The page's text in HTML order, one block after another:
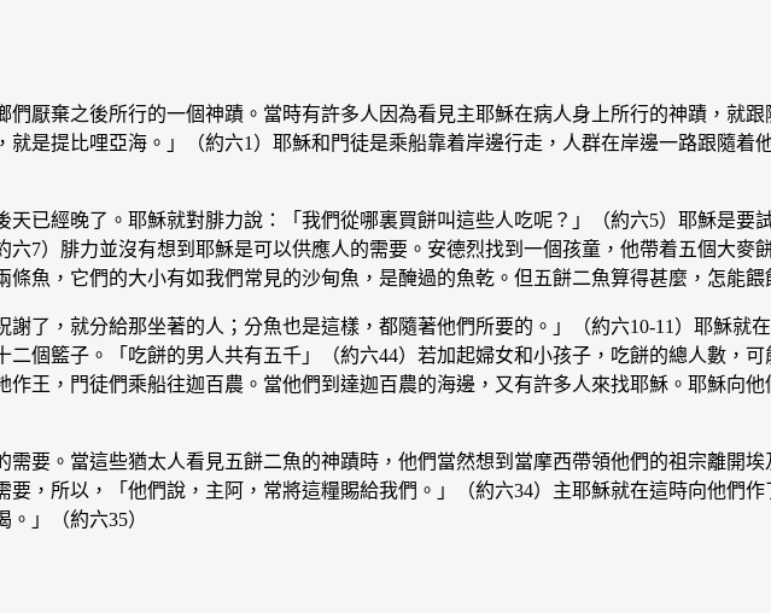
棄之後所行的一個神蹟。當時有許多人因為看見主耶穌在病人身上所行的神蹟，就跟
是提比哩亞海。」（約六1）耶穌和門徒是乘船靠着岸邊行走，人群在岸邊一路跟隨着
經晚了。耶穌就對腓力說：「我們從哪裏買餅叫這些人吃呢？」（約六5）耶穌是要
7）腓力並沒有想到耶穌是可以供應人的需要。安德烈找到一個孩童，他帶着五個大麥
魚，它們的大小有如我們常見的沙甸魚，是醃過的魚乾。但五餅二魚算得甚麼，怎能餵
，就分給那坐著的人；分魚也是這樣，都隨著他們所要的。」（約六10-11）耶穌就
個籃子。「吃餅的男人共有五千」（約六44）若加起婦女和小孩子，吃餅的總人數，可
王，門徒們乘船往迦百農。當他們到達迦百農的海邊，又有許多人來找耶穌。耶穌向
。當這些猶太人看見五餅二魚的神蹟時，他們當然想到當摩西帶領他們的祖宗離開埃
，所以，「他們說，主阿，常將這糧賜給我們。」（約六34）主耶穌就在這時向他們
」（約六35）